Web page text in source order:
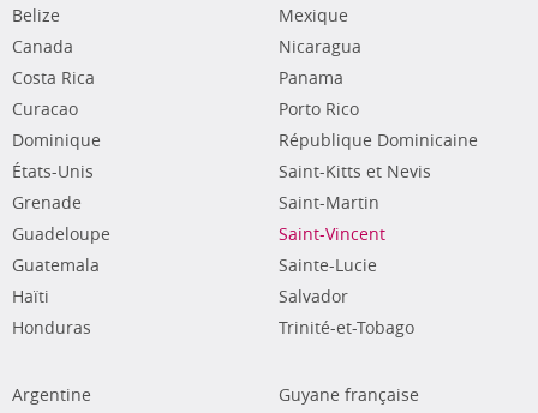
Belize
Canada
Costa Rica
Curacao
Dominique
États-Unis
Grenade
Guadeloupe
Guatemala
Haïti
Honduras
Mexique
Nicaragua
Panama
Porto Rico
République Dominicaine
Saint-Kitts et Nevis
Saint-Martin
Saint-Vincent
Sainte-Lucie
Salvador
Trinité-et-Tobago
Argentine
Guyane française